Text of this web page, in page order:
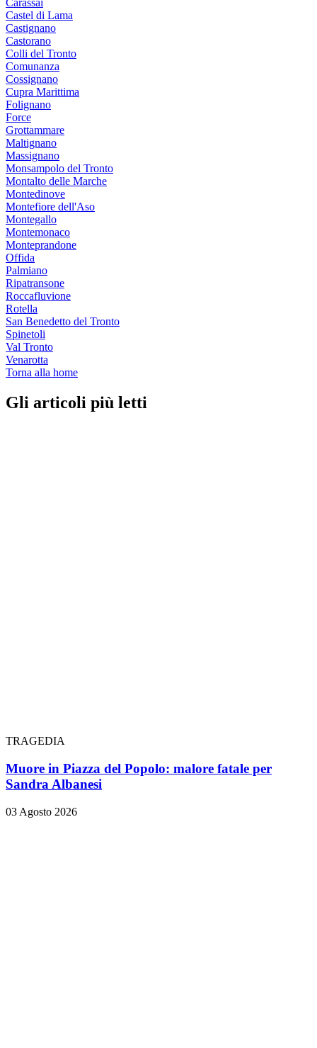
Castel di Lama
Castignano
Castorano
Colli del Tronto
Comunanza
Cossignano
Cupra Marittima
Folignano
Force
Grottammare
Maltignano
Massignano
Monsampolo del Tronto
Montalto delle Marche
Montedinove
Montefiore dell'Aso
Montegallo
Montemonaco
Monteprandone
Offida
Palmiano
Ripatransone
Roccafluvione
Rotella
San Benedetto del Tronto
Spinetoli
Val Tronto
Venarotta
Torna alla home
Gli articoli più letti
TRAGEDIA
Muore in Piazza del Popolo: malore fatale per
Sandra Albanesi
03 Agosto 2026